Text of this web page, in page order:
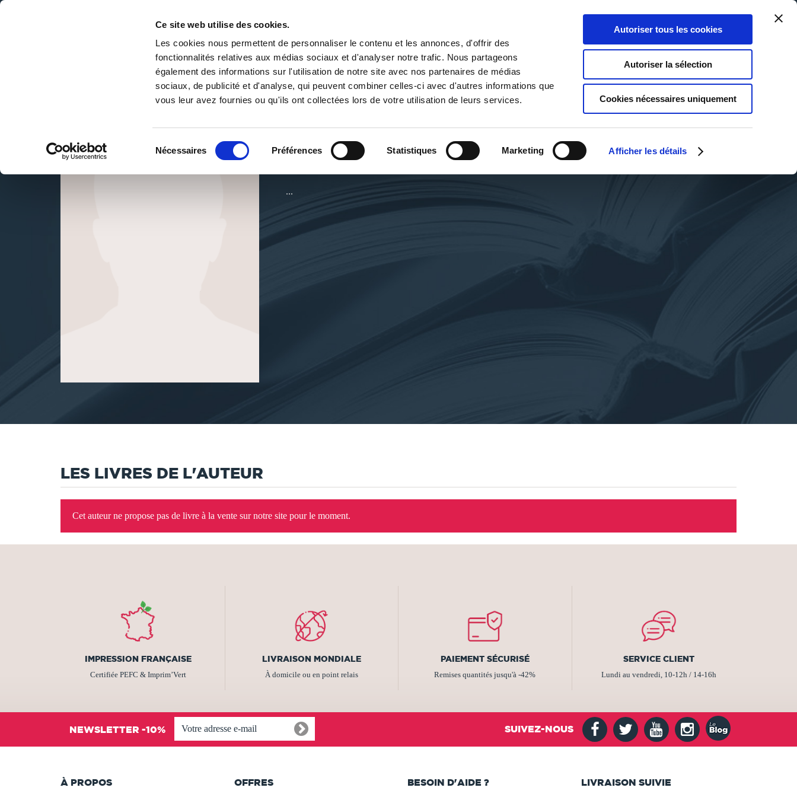
Ce site web utilise des cookies.
Les cookies nous permettent de personnaliser le contenu et les annonces, d'offrir des
fonctionnalités relatives aux médias sociaux et d'analyser notre trafic. Nous partageons
également des informations sur l'utilisation de notre site avec nos partenaires de médias
sociaux, de publicité et d'analyse, qui peuvent combiner celles-ci avec d'autres informations que
vous leur avez fournies ou qu'ils ont collectées lors de votre utilisation de leurs services.
Nécessaires Préférences Statistiques Marketing Afficher les détails
Autoriser tous les cookies
Autoriser la sélection
Cookies nécessaires uniquement
DE LA PAGE BLANCHE... AU BEST SELLER
0
Panier
0
Ma liste
Connexion
PUBLIER UN LIVRE LIBRAIRIE
Stéphanie Gigaut
STÉPHANIE GIGAUT
...
LES LIVRES DE L'AUTEUR
Cet auteur ne propose pas de livre à la vente sur notre site pour le moment.
IMPRESSION FRANÇAISE
Certifiée PEFC & Imprim’Vert
LIVRAISON MONDIALE
À domicile ou en point relais
PAIEMENT SÉCURISÉ
Remises quantités jusqu'à -42%
SERVICE CLIENT
Lundi au vendredi, 10-12h / 14-16h
NEWSLETTER -10% SUIVEZ-NOUS
À PROPOS OFFRES BESOIN D'AIDE ? LIVRAISON SUIVIE